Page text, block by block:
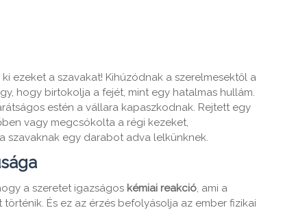
ezeket a szavakat! Kihúzódnak a szerelmesektől a
hogy birtokolja a fejét, mint egy hatalmas hullám.
estén a vállara kapaszkodnak. Rejtett egy
vagy megcsókolta a régi kezeket,
szavaknak egy darabot adva lelkünknek.
a szeretet igazságos kémiai reakció, ami a
És ez az érzés befolyásolja az ember fizikai